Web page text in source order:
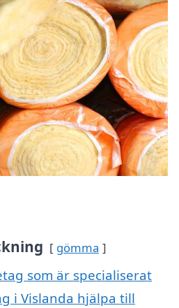
gömma
som är specialiserat
i Vislanda hjälpa till